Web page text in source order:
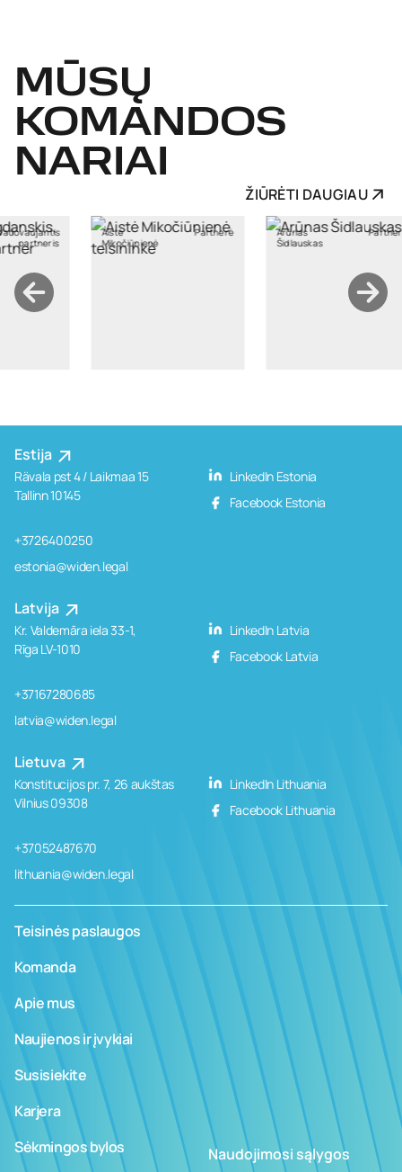
MŪSŲ
KOMANDOS
NARIAI
ŽIŪRĖTI DAUGIAU
Partnerė
Arūnas
Šidlauskas
Partneris
Asta
Macijauskienė
Estija
Rävala pst 4 / Laikmaa 15
Tallinn 10145
+3726400250
estonia@widen.legal
LinkedIn Estonia
Facebook Estonia
Latvija
Kr. Valdemāra iela 33-1,
Rīga LV-1010
+37167280685
latvia@widen.legal
LinkedIn Latvia
Facebook Latvia
Lietuva
Konstitucijos pr. 7, 26 aukštas
Vilnius 09308
+37052487670
lithuania@widen.legal
LinkedIn Lithuania
Facebook Lithuania
Teisinės paslaugos
Komanda
Apie mus
Naujienos ir įvykiai
Susisiekite
Karjera
Sėkmingos bylos
Naudojimosi sąlygos